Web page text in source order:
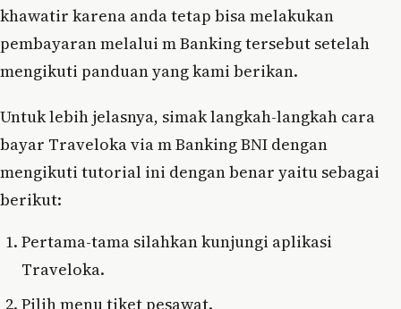
khawatir karena anda tetap bisa melakukan
pembayaran melalui m Banking tersebut setelah
mengikuti panduan yang kami berikan.
Untuk lebih jelasnya, simak langkah-langkah cara
bayar Traveloka via m Banking BNI dengan
mengikuti tutorial ini dengan benar yaitu sebagai
berikut:
Pertama-tama silahkan kunjungi aplikasi
Traveloka.
Pilih menu tiket pesawat.